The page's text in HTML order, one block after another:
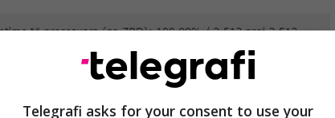
Telegrafi asks for your consent to use your